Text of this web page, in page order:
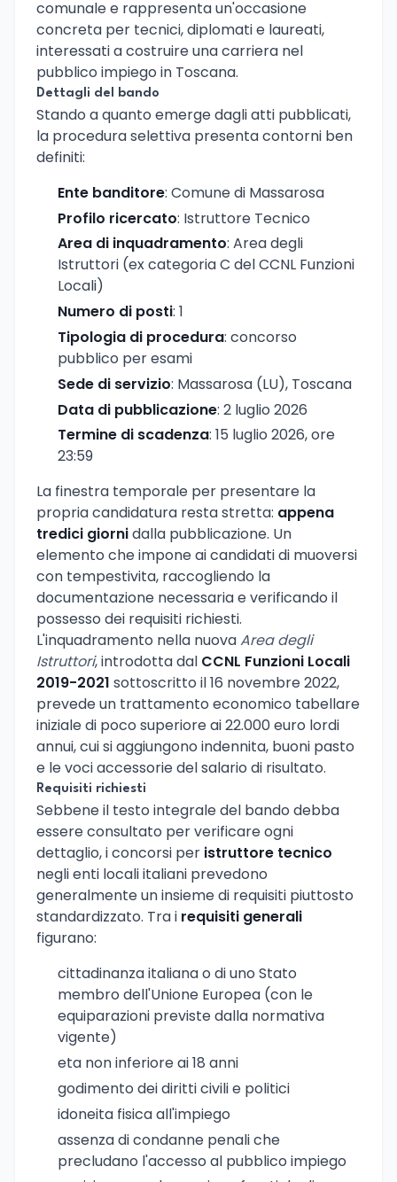
comunale e rappresenta un'occasione
concreta per tecnici, diplomati e laureati,
interessati a costruire una carriera nel
pubblico impiego in Toscana.
Dettagli del bando
Stando a quanto emerge dagli atti pubblicati,
la procedura selettiva presenta contorni ben
definiti:
Ente banditore: Comune di Massarosa
Profilo ricercato: Istruttore Tecnico
Area di inquadramento: Area degli
Istruttori (ex categoria C del CCNL Funzioni
Locali)
Numero di posti: 1
Tipologia di procedura: concorso
pubblico per esami
Sede di servizio: Massarosa (LU), Toscana
Data di pubblicazione: 2 luglio 2026
Termine di scadenza: 15 luglio 2026, ore
23:59
La finestra temporale per presentare la
propria candidatura resta stretta: appena
tredici giornidalla pubblicazione. Un
elemento che impone ai candidati di muoversi
con tempestivita, raccogliendo la
documentazione necessaria e verificando il
possesso dei requisiti richiesti.
L'inquadramento nella nuovaArea degli
Istruttori, introdotta dal CCNL Funzioni Locali
2019-2021 sottoscritto il 16 novembre 2022,
prevede un trattamento economico tabellare
iniziale di poco superiore ai 22.000 euro lordi
annui, cui si aggiungono indennita, buoni pasto
e le voci accessorie del salario di risultato.
Requisiti richiesti
Sebbene il testo integrale del bando debba
essere consultato per verificare ogni
dettaglio, i concorsi per istruttore tecnico
negli enti locali italiani prevedono
generalmente un insieme di requisiti piuttosto
standardizzato. Tra i requisiti generali
figurano:
cittadinanza italiana o di uno Stato
membro dell'Unione Europea (con le
equiparazioni previste dalla normativa
vigente)
eta non inferiore ai 18 anni
godimento dei diritti civili e politici
idoneita fisica all'impiego
assenza di condanne penali che
precludano l'accesso al pubblico impiego